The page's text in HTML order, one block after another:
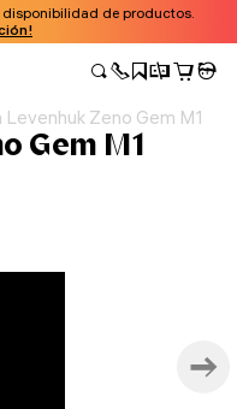
de productos.
Levenhuk Zeno Gem M1
Gem M1